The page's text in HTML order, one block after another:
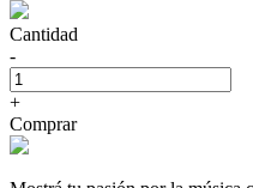
Cantidad
-
+
Comprar